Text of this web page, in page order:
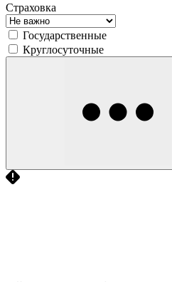
Страховка
Государственные
Круглосуточные